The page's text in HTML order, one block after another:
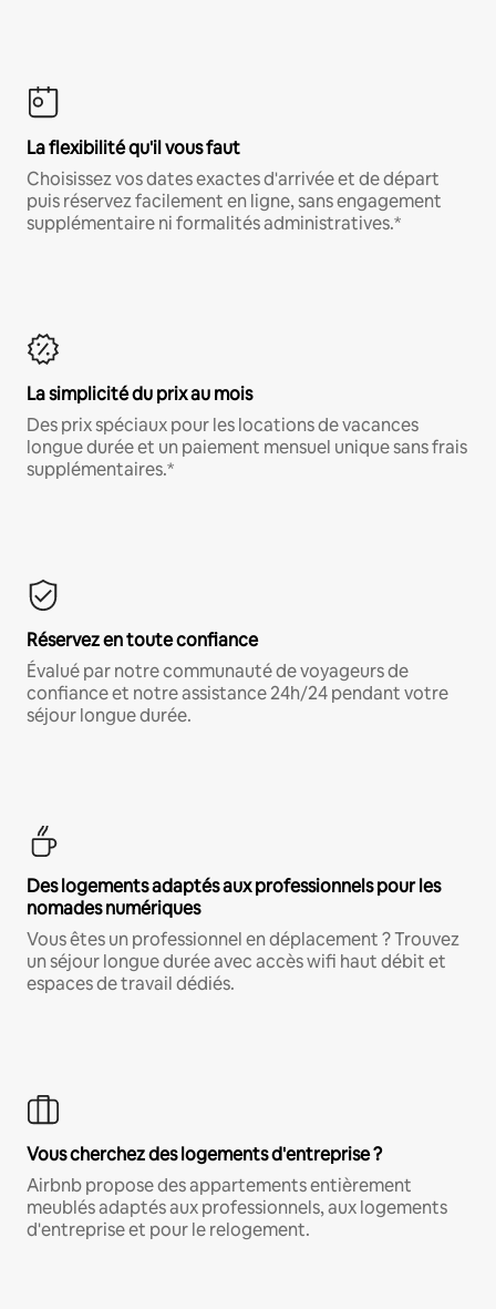
La flexibilité qu'il vous faut
Choisissez vos dates exactes d'arrivée et de départ
puis réservez facilement en ligne, sans engagement
supplémentaire ni formalités administratives.*
La simplicité du prix au mois
Des prix spéciaux pour les locations de vacances
longue durée et un paiement mensuel unique sans frais
supplémentaires.*
Réservez en toute confiance
Évalué par notre communauté de voyageurs de
confiance et notre assistance 24h/24 pendant votre
séjour longue durée.
Des logements adaptés aux professionnels pour les
nomades numériques
Vous êtes un professionnel en déplacement ? Trouvez
un séjour longue durée avec accès wifi haut débit et
espaces de travail dédiés.
Vous cherchez des logements d'entreprise ?
Airbnb propose des appartements entièrement
meublés adaptés aux professionnels, aux logements
d'entreprise et pour le relogement.